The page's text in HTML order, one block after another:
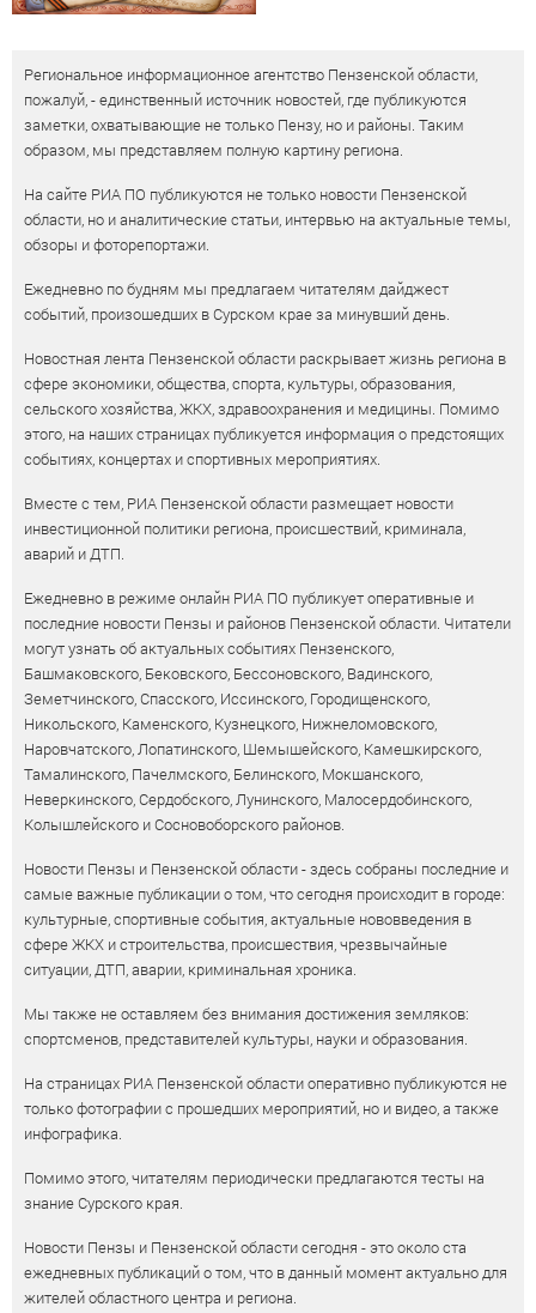
Региональное информационное агентство Пензенской области,
пожалуй, - единственный источник новостей, где публикуются
заметки, охватывающие не только Пензу, но и районы. Таким
образом, мы представляем полную картину региона.
На сайте РИА ПО публикуются не только новости Пензенской
области, но и аналитические статьи, интервью на актуальные темы,
обзоры и фоторепортажи.
Ежедневно по будням мы предлагаем читателям дайджест
событий, произошедших в Сурском крае за минувший день.
Новостная лента Пензенской области раскрывает жизнь региона в
сфере экономики, общества, спорта, культуры, образования,
сельского хозяйства, ЖКХ, здравоохранения и медицины. Помимо
этого, на наших страницах публикуется информация о предстоящих
событиях, концертах и спортивных мероприятиях.
Вместе с тем, РИА Пензенской области размещает новости
инвестиционной политики региона, происшествий, криминала,
аварий и ДТП.
Ежедневно в режиме онлайн РИА ПО публикует оперативные и
последние новости Пензы и районов Пензенской области. Читатели
могут узнать об актуальных событиях Пензенского,
Башмаковского, Бековского, Бессоновского, Вадинского,
Земетчинского, Спасского, Иссинского, Городищенского,
Никольского, Каменского, Кузнецкого, Нижнеломовского,
Наровчатского, Лопатинского, Шемышейского, Камешкирского,
Тамалинского, Пачелмского, Белинского, Мокшанского,
Неверкинского, Сердобского, Лунинского, Малосердобинского,
Колышлейского и Сосновоборского районов.
Новости Пензы и Пензенской области - здесь собраны последние и
самые важные публикации о том, что сегодня происходит в городе:
культурные, спортивные события, актуальные нововведения в
сфере ЖКХ и строительства, происшествия, чрезвычайные
ситуации, ДТП, аварии, криминальная хроника.
Мы также не оставляем без внимания достижения земляков:
спортсменов, представителей культуры, науки и образования.
На страницах РИА Пензенской области оперативно публикуются не
только фотографии с прошедших мероприятий, но и видео, а также
инфографика.
Помимо этого, читателям периодически предлагаются тесты на
знание Сурского края.
Новости Пензы и Пензенской области сегодня - это около ста
ежедневных публикаций о том, что в данный момент актуально для
жителей областного центра и региона.